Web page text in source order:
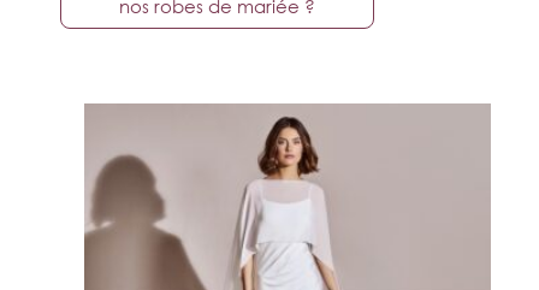
nos robes de mariée ?